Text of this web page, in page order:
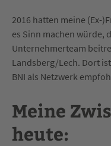
2016 hatten meine (Ex-
es Sinn machen würde,
Unternehmerteam
Landsberg/Lech. Dort
BNI als Netzwerk
Meine
heute: